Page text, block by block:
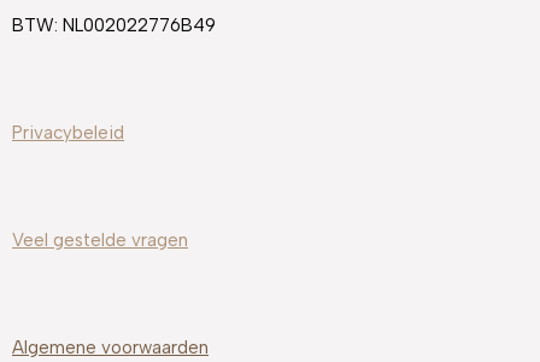
k
BTW: NL002022776B49
Privacybeleid
Veel gestelde vragen
Algemene voorwaarden